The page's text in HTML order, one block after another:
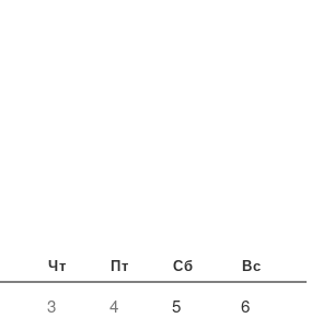
Чт Пт Сб Вс
3 4 5 6